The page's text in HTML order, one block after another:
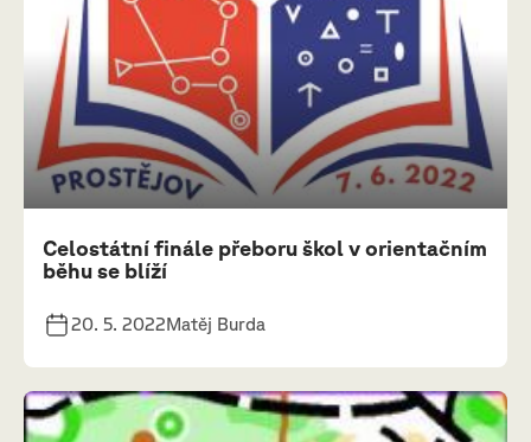
Celostátní finále přeboru škol v orientačním
běhu se blíží
20. 5. 2022Matěj Burda